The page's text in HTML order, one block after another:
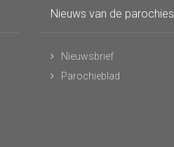
Nieuws van de parochies
Nieuwsbrief
Parochieblad